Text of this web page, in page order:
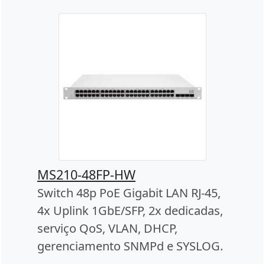
MS210-48FP-HW
Switch 48p PoE Gigabit LAN RJ-45,
4x Uplink 1GbE/SFP, 2x dedicadas,
serviço QoS, VLAN, DHCP,
gerenciamento SNMPd e SYSLOG.